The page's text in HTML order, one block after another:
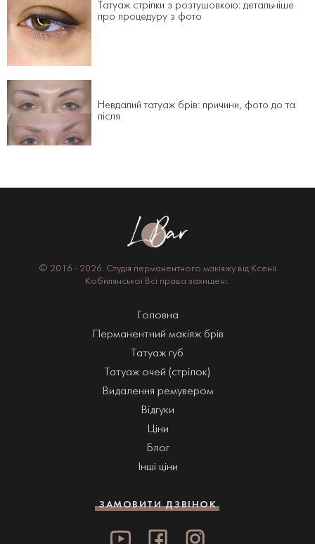
Татуаж стрілки з розтушовкою: детальніше
про процедуру з фото
Невдалий татуаж брів: причини, фото до та
після
© 2016 - 2026. Студія перманентного макіяжу від Ксенії
Кобилянської Всі права захищені.
Головна
Перманентний макіяж брів
Татуаж губ
Татуаж очей (стрілок)
Видалення ремувером
Відгуки
Ціни
Блог
Інші ціни
ЗАМОВИТИ ДЗВІНОК